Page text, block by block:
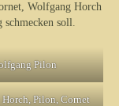
Wolfgang Horch
soll.
Pilon
Horch, Pilon, Cornet